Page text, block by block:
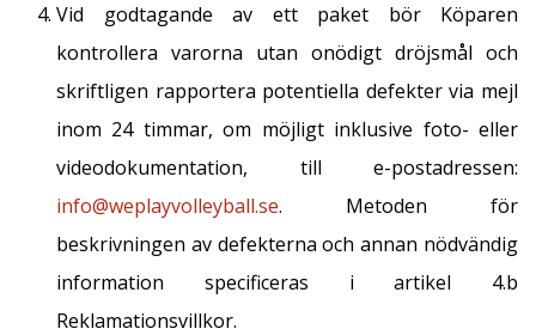
Vid godtagande av ett paket bör Köparen
kontrollera varorna utan onödigt dröjsmål och
skriftligen rapportera potentiella defekter via mejl
inom 24 timmar, om möjligt inklusive foto- eller
videodokumentation, till e-postadressen:
info@weplayvolleyball.se. Metoden för
beskrivningen av defekterna och annan nödvändig
information specificeras i artikel 4.b
Reklamationsvillkor.